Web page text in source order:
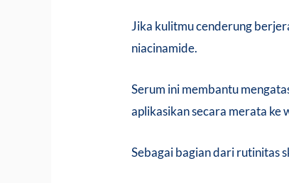
Jika kulitmu cenderung
niacinamide.
Serum ini membantu
aplikasikan secara merata ke
Sebagai bagian dari rutinitas